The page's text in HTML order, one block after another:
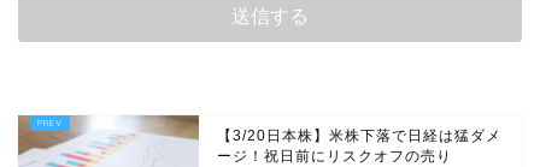
【3/20日本株】米株下落で日経は猛ダメ
ージ！祝日前にリスクオフの売り